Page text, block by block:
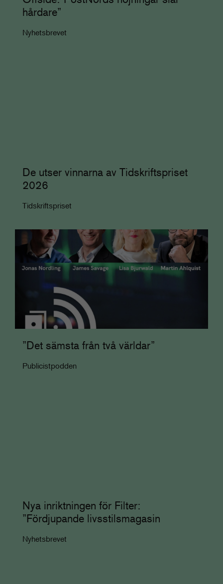
hårdare”
Nyhetsbrevet
De utser vinnarna av Tidskriftspriset
2026
Tidskriftspriset
”Det sämsta från två världar”
Publicistpodden
Nya inriktningen för Filter:
”Fördjupande livsstilsmagasin
Nyhetsbrevet